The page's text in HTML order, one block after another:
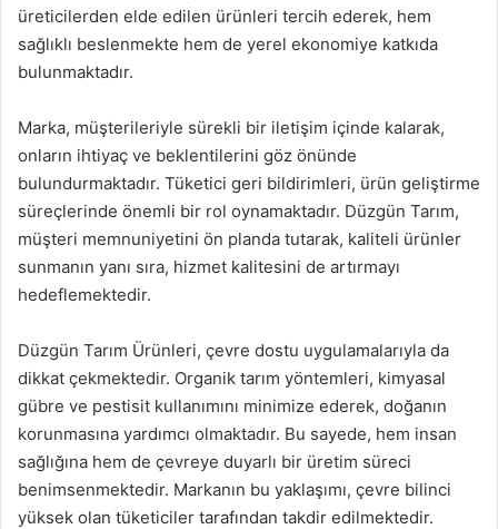
üreticilerden elde edilen ürünleri tercih ederek, hem
sağlıklı beslenmekte hem de yerel ekonomiye katkıda
bulunmaktadır.
Marka, müşterileriyle sürekli bir iletişim içinde kalarak,
onların ihtiyaç ve beklentilerini göz önünde
bulundurmaktadır. Tüketici geri bildirimleri, ürün geliştirme
süreçlerinde önemli bir rol oynamaktadır. Düzgün Tarım,
müşteri memnuniyetini ön planda tutarak, kaliteli ürünler
sunmanın yanı sıra, hizmet kalitesini de artırmayı
hedeflemektedir.
Düzgün Tarım Ürünleri, çevre dostu uygulamalarıyla da
dikkat çekmektedir. Organik tarım yöntemleri, kimyasal
gübre ve pestisit kullanımını minimize ederek, doğanın
korunmasına yardımcı olmaktadır. Bu sayede, hem insan
sağlığına hem de çevreye duyarlı bir üretim süreci
benimsenmektedir. Markanın bu yaklaşımı, çevre bilinci
yüksek olan tüketiciler tarafından takdir edilmektedir.